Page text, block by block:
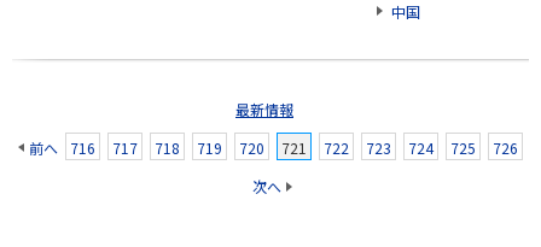
中国
最新情報
前へ
716 717 718 719 720 721 722 723 724 725
726
次へ